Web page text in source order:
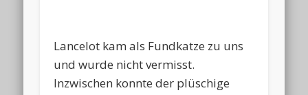
Lancelot kam als Fundkatze zu uns
und wurde nicht vermisst.
Inzwischen konnte der plüschige